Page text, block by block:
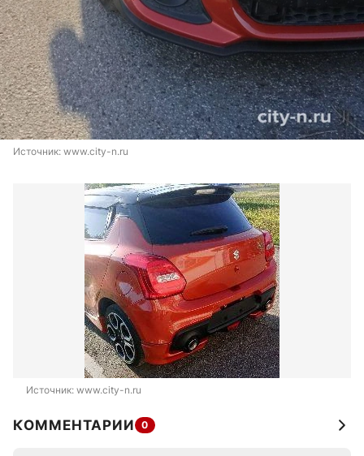
Источник: www.city-n.ru
Источник: www.city-n.ru
КОММЕНТАРИИ 0